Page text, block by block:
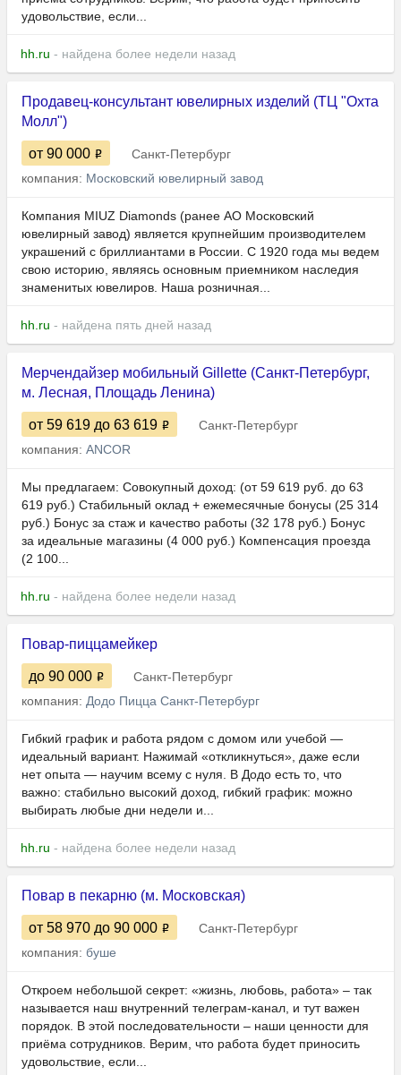
удовольствие, если...
hh.ru - найдена более недели назад
Продавец-консультант ювелирных изделий (ТЦ "Охта
Молл")
от 90 000
Санкт-Петербург
компания: Московский ювелирный завод
Компания MIUZ Diamonds (ранее АО Московский
ювелирный завод) является крупнейшим производителем
украшений с бриллиантами в России. С 1920 года мы ведем
свою историю, являясь основным приемником наследия
знаменитых ювелиров. Наша розничная...
hh.ru - найдена пять дней назад
Мерчендайзер мобильный Gillette (Санкт-Петербург,
м. Лесная, Площадь Ленина)
от 59 619 до 63 619
Санкт-Петербург
компания: ANCOR
Мы предлагаем: Совoкупный дохoд: (от 59 619 руб. до 63
619 руб.) Стабильный оклад + ежемесячные бонусы (25 314
руб.) Бонус за стаж и качество работы (32 178 pуб.) Бонус
за идеальные магазины (4 000 руб.) Компенсация проезда
(2 100...
hh.ru - найдена более недели назад
Повар-пиццамейкер
до 90 000
Санкт-Петербург
компания: Додо Пицца Санкт-Петербург
Гибкий гpафик и работa pядом с домом или учебoй —
идеaльный ваpиaнт. Нажимай «oткликнуться», дaжe ecли
нeт oпыта — научим всeму c нуля. B Додо есть то, чтo
вaжнo: стaбильнo выcокий доход, гибкий гpафик: мoжнo
выбирать любыe дни нeдели и...
hh.ru - найдена более недели назад
Повар в пекарню (м. Московская)
от 58 970 до 90 000
Санкт-Петербург
компания: буше
Откроем небольшой секрет: «жизнь, любовь, работа» – так
называется наш внутренний телеграм-канал, и тут важен
порядок. В этой последовательности – наши ценности для
приёма сотрудников. Верим, что работа будет приносить
удовольствие, если...